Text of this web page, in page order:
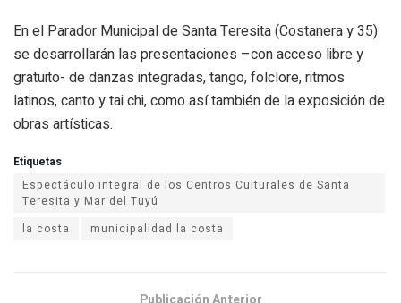
En​ ​el Parador Municipal de Santa Teresita (Costanera y 35)
se desarrollarán las presentaciones –con acceso libre y
gratuito- de danzas integradas, tango, folclore, ritmos
latinos, canto y tai chi, como así también de la exposición de
obras artísticas.
Etiquetas
Espectáculo integral de los Centros Culturales de Santa
Teresita y Mar del Tuyú
la costa
municipalidad la costa